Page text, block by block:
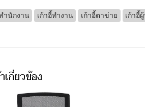
ำนักงาน เก้าอี้ทำงาน เก้าอี้ตาข่าย เก้าอี้
เกี่ยวข้อง